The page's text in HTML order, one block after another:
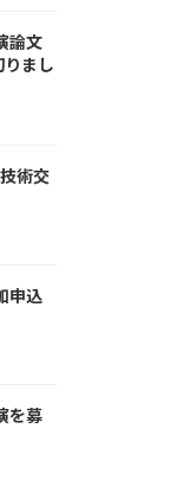
論文
まし
術交
申込
を募